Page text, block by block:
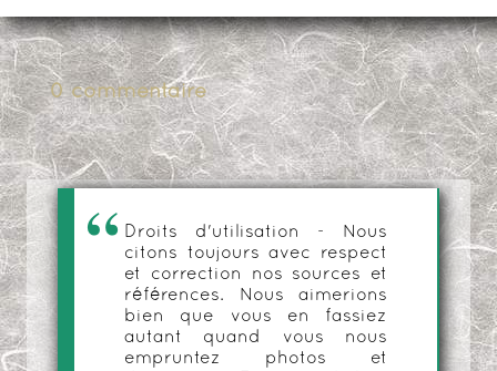
0 commentaire
Droits d'utilisation - Nous
citons toujours avec respect
et correction nos sources et
références. Nous aimerions
bien que vous en fassiez
autant quand vous nous
empruntez photos et